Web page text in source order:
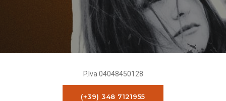
P.Iva 04048450128
(+39) 348 7121955